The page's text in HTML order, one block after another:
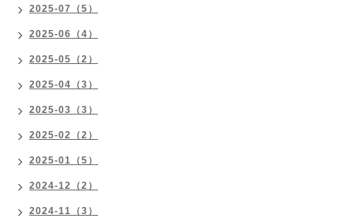
2025-07（5）
2025-06（4）
2025-05（2）
2025-04（3）
2025-03（3）
2025-02（2）
2025-01（5）
2024-12（2）
2024-11（3）